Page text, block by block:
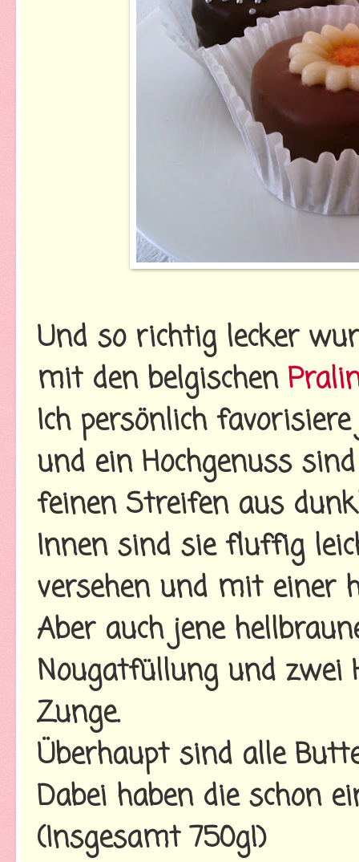
Und so richtig lecker
mit den belgischen
Ich persönlich
und ein Hochgenuss
feinen Streifen aus
Innen sind sie fluffig
versehen und mit einer
Aber auch jene
Nougatfüllung und zwei
Zunge.
Überhaupt sind alle
Dabei haben die schon
(Insgesamt 750g!)